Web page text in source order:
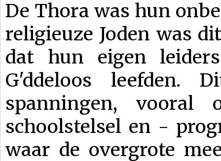
De Thora was hun
religieuze Joden was
dat hun eigen
G'ddeloos
spanningen, vooral
schoolstelsel en -
waar de overgrote